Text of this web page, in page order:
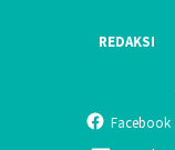
REDAKSI
Facebook